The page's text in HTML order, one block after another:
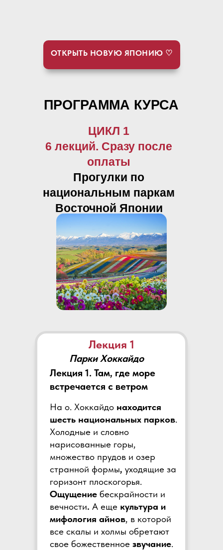
ОТКРЫТЬ НОВУЮ ЯПОНИЮ ♡
ЦИКЛ 1
6 лекций. Сразу после
оплаты
Прогулки по
национальным паркам
Восточной Японии
Лекция 1. Там, где море
встречается с ветром
ПРОГРАММА КУРСА
На о. Хоккайдо находится
шесть национальных парков.
Холодные и словно
нарисованные горы,
множество прудов и озер
странной формы, уходящие за
горизонт плоскогорья.
Ощущение бескрайности и
вечности. А еще культура и
мифология айнов, в которой
все скалы и холмы обретают
свое божественное звучание.
Лекция 1
Парки Хоккайдо